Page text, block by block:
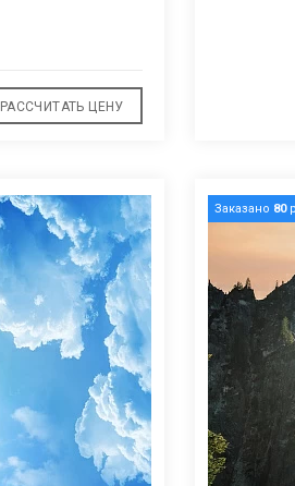
РАССЧИТАТЬ ЦЕНУ
Заказано 80